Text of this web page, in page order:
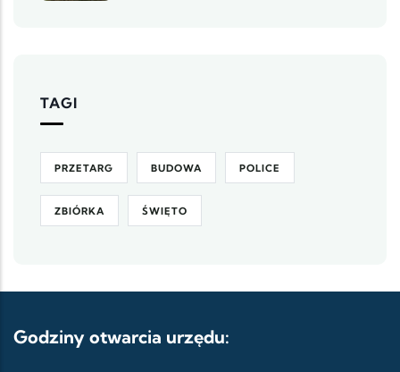
TAGI
PRZETARG BUDOWA POLICE
ZBIÓRKA ŚWIĘTO
Godziny otwarcia urzędu: